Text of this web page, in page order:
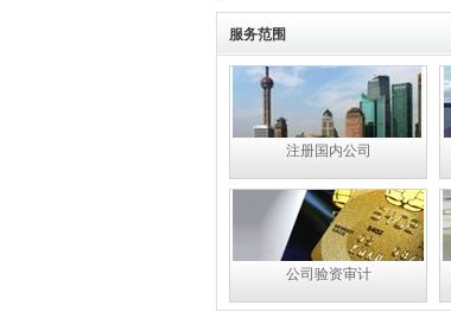
服务范围
注册国内公司
公司验资审计